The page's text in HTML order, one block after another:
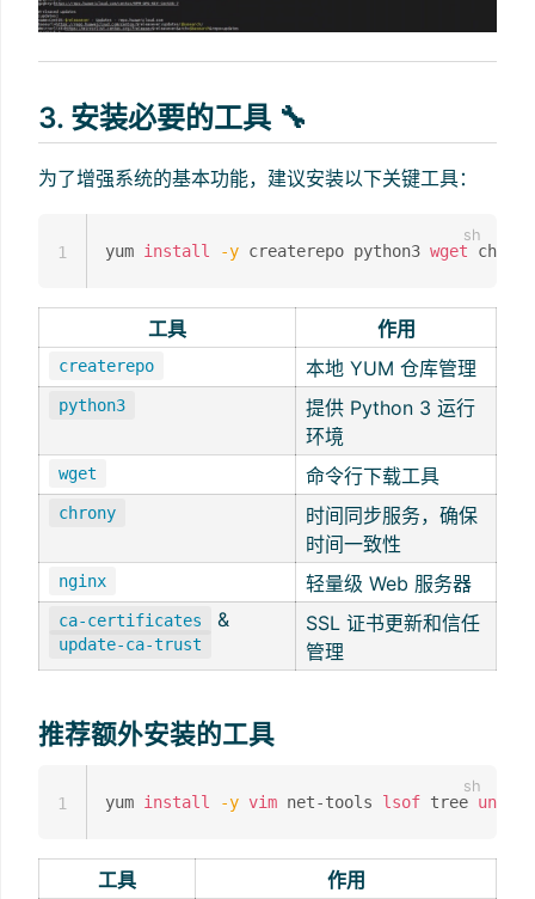
3. 安装必要的工具 🔧
为了增强系统的基本功能，建议安装以下关键工具：
yum install -y createrepo python3 wget
1
工具 作用
createrepo 本地 YUM 仓库管理
python3
提供 Python 3 运行
环境
wget 命令行下载工具
chrony
时间同步服务，确保
时间一致性
nginx 轻量级 Web 服务器
ca-certificates &
update-ca-trust
SSL 证书更新和信任
管理
推荐额外安装的工具
yum install -y vim net-tools lsof tree unzip
1
工具 作用